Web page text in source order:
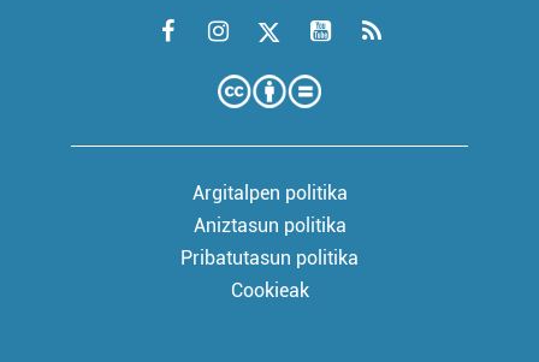
Argitalpen politika
Aniztasun politika
Pribatutasun politika
Cookieak